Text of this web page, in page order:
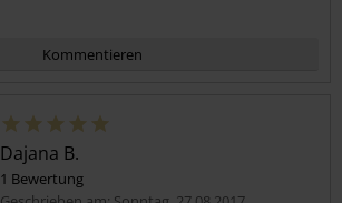
Kommentieren
Dajana B.
1 Bewertung